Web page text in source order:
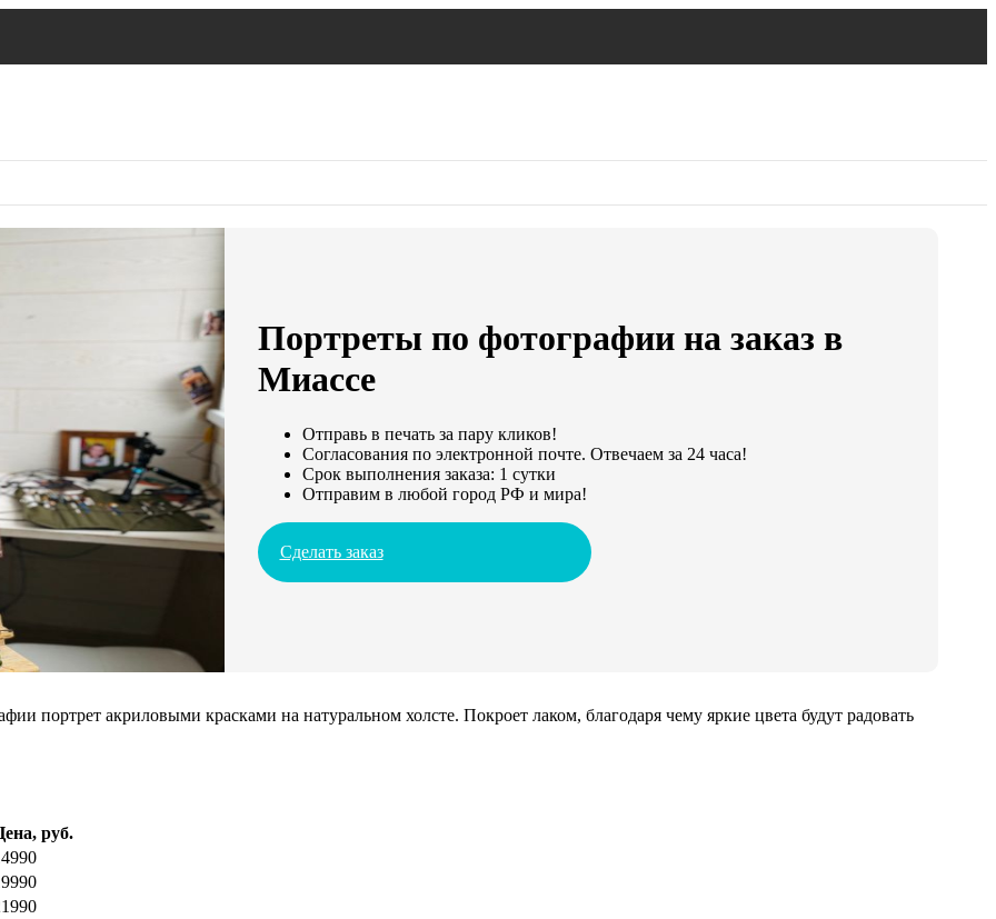
Портреты по фотографии на заказ в
Миассе
Отправь в печать за пару кликов!
Согласования по электронной почте. Отвечаем за 24 часа!
Срок выполнения заказа: 1 сутки
Отправим в любой город РФ и мира!
Сделать заказ
портрет акриловыми красками на натуральном холсте. Покроет лаком, благодаря чему яркие цвета будут радовать
руб.